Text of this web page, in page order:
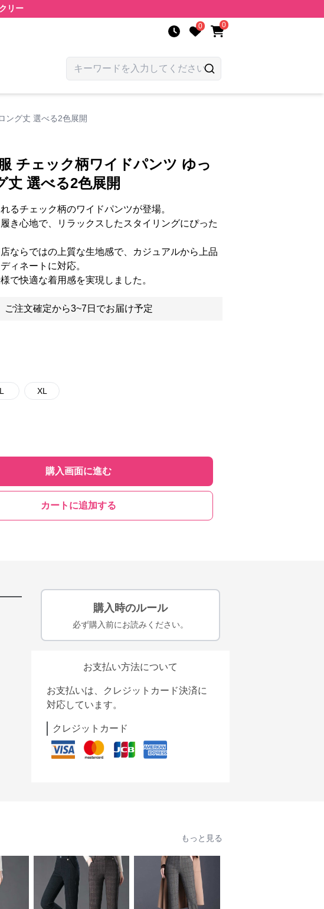
リー
0 0
ング丈 選べる2色展開
チェック柄ワイドパンツ ゆっ
丈 選べる2色展開
るチェック柄のワイドパンツが登場。
き心地で、リラックスしたスタイリングにぴった
ならではの上質な生地感で、カジュアルから上品
ィネートに対応。
で快適な着用感を実現しました。
ご注文確定から3~7日でお届け予定
L XL
購入画面に進む
カートに追加する
購入時のルール
必ず購入前にお読みください。
お支払い方法について
お支払いは、クレジットカード決済に
対応しています。
クレジットカード
もっと見る